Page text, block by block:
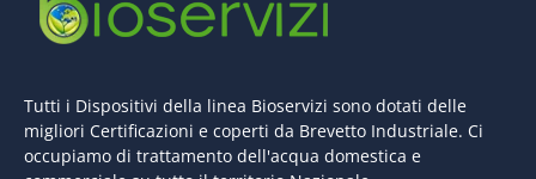
Tutti i Dispositivi della linea Bioservizi sono dotati delle
migliori Certificazioni e coperti da Brevetto Industriale. Ci
occupiamo di trattamento dell'acqua domestica e